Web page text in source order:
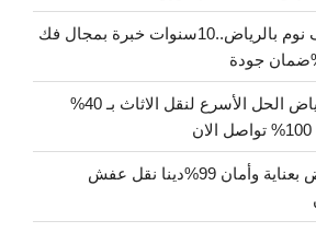
نجار فك وتركيب غرف نوم بالرياض..10سنوات خبرة بمجال فك
دينات نقل عفش بالرياض الحل الأسرع لنقل الاثاث بـ 40%
دينا نقل عفش بالرياض بعناية وأمان 99%دينا نقل عفش